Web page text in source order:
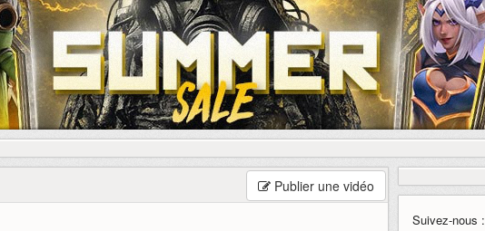
Publier une vidéo
Suivez-nous :